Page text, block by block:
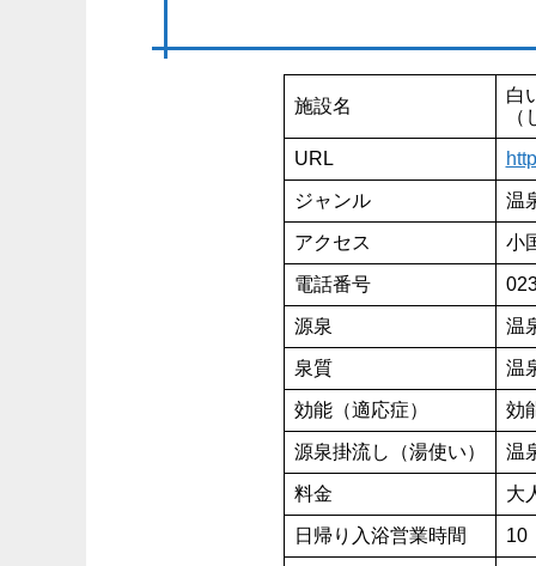
施設名
白
URL
ジャンル 温
アクセス 小
電話番号
源泉 温
泉質 温
効能（適応症） 効
源泉掛流し（湯使い） 温
料金 大
日帰り入浴営業時間 10